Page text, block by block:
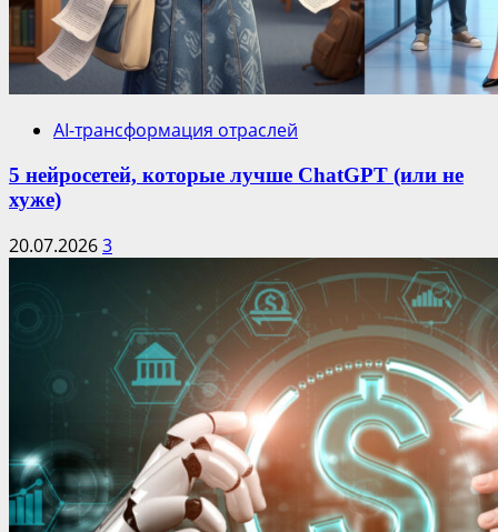
AI-трансформация отраслей
5 нейросетей, которые лучше ChatGPT (или не
хуже)
20.07.20263